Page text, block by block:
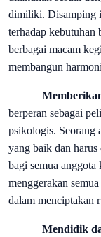
dimiliki. Disamping
terhadap kebutuhan
berbagai macam
membangun
berperan sebagai
psikologis. Seorang
yang baik dan harus
bagi semua anggota
menggerakan
dalam menciptakan
Mendidik